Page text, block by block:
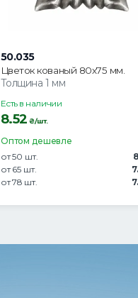
50.035
Цветок кованый 80х75 мм.
Толщина 1 мм
Есть в наличии
8.52 ₴/шт.
Оптом дешевле
от 50 шт.
от 65 шт.
от 78 шт.